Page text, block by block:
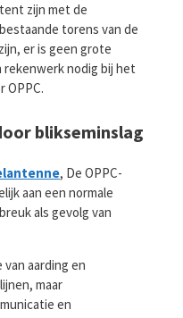
zijn met de
torens van de
er is geen grote
nodig bij het
OPPC.
blikseminslag
, De OPPC-
aan een normale
als gevolg van
aarding en
maar
en